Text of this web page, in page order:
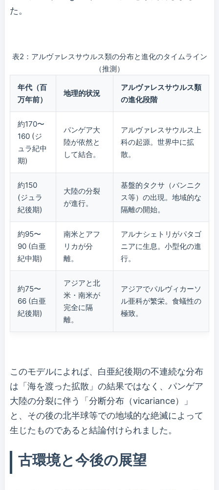
た。
表2：アルヴァレスサウルス類の分布と進化のタイムライン
（推測）
年代（百
万年前）
地理的状況
アルヴァレスサウルス類
の進化段階
約170〜
160 (ジ
ュラ紀中
期)
パンゲア大
陸が依然と
して結合。
アルヴァレスサウルス上
科の起源。世界中に拡
散。
約150
(ジュラ
紀後期)
大陸の分裂
が進行。
基盤的タクサ（バンニク
ス等）の出現。地域的な
隔離の開始。
約95〜
90 (白亜
紀中期)
南米とアフ
リカが分
離。
アルナシェトリがパタゴ
ニアに生息。小型化の進
行。
約75〜
66 (白亜
紀後期)
アジアと北
米・南米が
完全に隔
離。
アジアでパルヴィカーソ
ル亜科が繁栄。食蟻性の
極致。
このモデルによれば、白亜紀後期の不連続な分布
は「海を渡った拡散」の結果ではなく、パンゲア
大陸の分裂に伴う「分断分布（vicariance）」
と、その後の北半球等での地域的な絶滅によって
生じたものであると結論付けられました。
古環境と今後の展望